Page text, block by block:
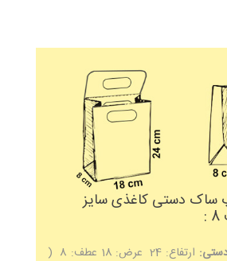
دستی کاغذی سایز
ارتفاع: 24 عرض: 18 عطف: 8 (